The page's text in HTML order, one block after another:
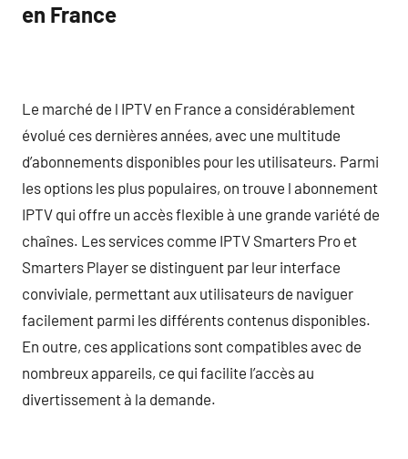
en France
Le marché de l IPTV en France a considérablement
évolué ces dernières années, avec une multitude
d’abonnements disponibles pour les utilisateurs. Parmi
les options les plus populaires, on trouve l abonnement
IPTV qui offre un accès flexible à une grande variété de
chaînes. Les services comme IPTV Smarters Pro et
Smarters Player se distinguent par leur interface
conviviale, permettant aux utilisateurs de naviguer
facilement parmi les différents contenus disponibles.
En outre, ces applications sont compatibles avec de
nombreux appareils, ce qui facilite l’accès au
divertissement à la demande.